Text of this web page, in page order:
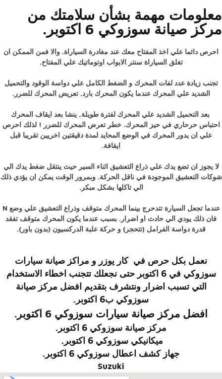
معلومات مهمة بشأن سلامتك من
مركز صيانة سوزوكي 6 اكتوبر.
احرص دائما علي اخذ المفتاح معك عند مغادرة السياراة. والا فمن الممكن ان
تغلق السياراة سنتر الابواب اوتوماتيك علي المفتاح.
تجنب زيادة عدد لفات المحرك و الضغط الكامل علي دواسة الوقود والتحميل
الشديد علي المحرك عندما يكون المحرك بارد. تعريض المحرك للضرر.
بعد التحميل الشديد علي المحرك لفترة طويلة, ينشا بعد ايقاف المحرك
احتباس حرحاري في حيز المحرك. خطر تعرض المحرك للضرر ! لذلك احرص
علي ان يدور المحرك في الوضع المحايد لمدة دقيقتين اخريين تقريبا قبل
ايقافة.
لا يجوز ان تضع يدك علي ذراع التعشيق اثناء السير حيث ينتقل ضغط يدك الي
شوكات التعشيق الموجودة في ناقل الحركة. وبمرور الوقت يمكن ان يؤدي ذلك
الي تاكلها بشكل مبكر.
عندما تجعل السيارة تتدحرج بينما المحرك متوقف وذراع التعشيق علي وضع N
فان ذلك يودي الي حادث او اضرار. بسبب عندما يكون المحرك متوقف تفقد
قدرة دواسة الفرامل (تتحجر) و حركة علبة الدركسيون (بدون باور).
نعمل بكل حرص فيكار يوزر و مراكز صيانة سيارات
سوزوكي في 6 اكتوبر
حتى نجعلك تتجنب اخطاء الاستخدام
التي تسبب اضرار ونتشرف بتقديم
افضل مركز صيانة
سوزوكي ب6 اكتوبر .
افضل مركز صيانة سيارات سوزوكي 6 اكتوبر.
مركز صيانة سوزوكي
ميكانيكي سوزوكي 6 اكتوبر.
جهاز كشف اعطال سوزوكي 6 اكتوبر.
Suzuki